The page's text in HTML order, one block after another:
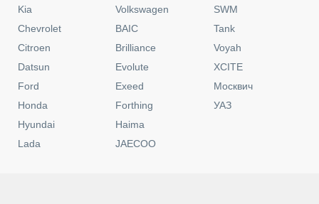
Kia
Chevrolet
Citroen
Datsun
Ford
Honda
Hyundai
Lada
Volkswagen
BAIC
Brilliance
Evolute
Exeed
Forthing
Haima
JAECOO
SWM
Tank
Voyah
XCITE
Москвич
УАЗ